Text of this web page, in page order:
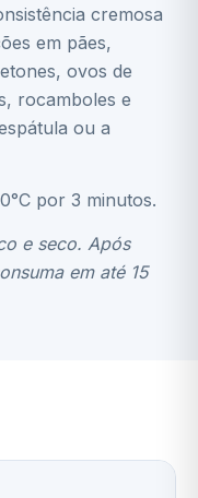
cremosa
em pães,
ovos de
rocamboles e
ou a
por 3 minutos.
e seco. Após
em até 15